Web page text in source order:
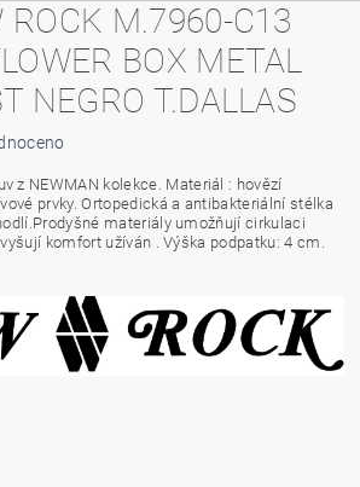
ROCK M.7960-C13
BOX METAL
NEGRO T.DALLAS
z NEWMAN kolekce. Materiál : hovězí
prvky. Ortopedická a antibakteriální stélka
materiály umožňují cirkulaci
komfort užíván . Výška podpatku: 4 cm.